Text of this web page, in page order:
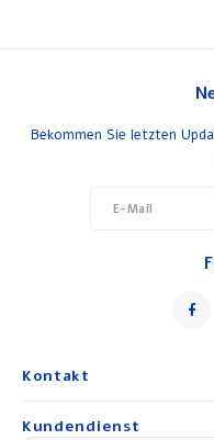
Kontakt
Bekommen Sie letzten
Kundendienst